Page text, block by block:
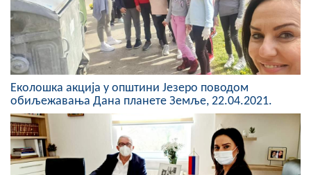
КОНТАКТ
Еколошка акција у општини Језеро поводом
обиљежавања Дана планете Земље, 22.04.2021.